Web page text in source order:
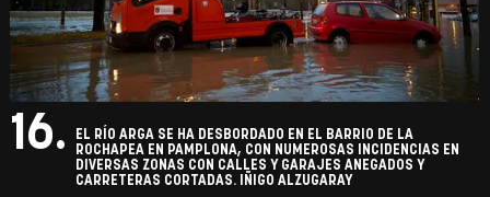
16.
EL RÍO ARGA SE HA DESBORDADO EN EL BARRIO DE LA
ROCHAPEA EN PAMPLONA, CON NUMEROSAS INCIDENCIAS EN
DIVERSAS ZONAS CON CALLES Y GARAJES ANEGADOS Y
CARRETERAS CORTADAS. IÑIGO ALZUGARAY